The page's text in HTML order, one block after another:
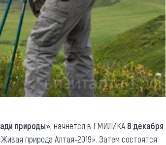
природы», начнется в ГМИЛИКА 8 декабря
природа Алтая-2019». Затем состоятся